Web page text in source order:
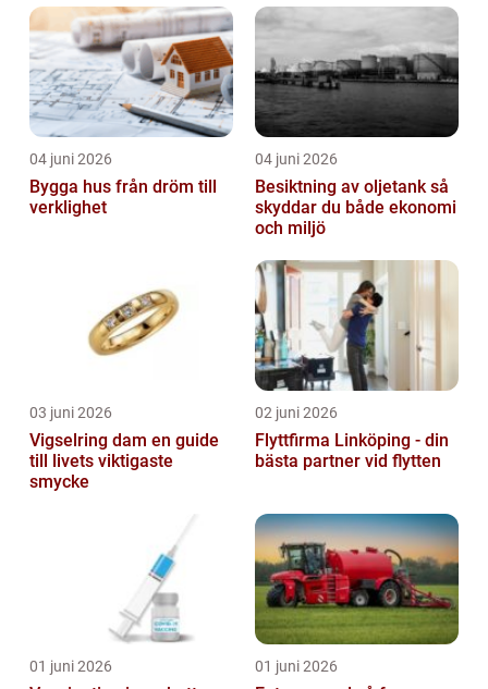
04 juni 2026
Bygga hus från dröm till
verklighet
04 juni 2026
Besiktning av oljetank så
skyddar du både ekonomi
och miljö
03 juni 2026
Vigselring dam en guide
till livets viktigaste
smycke
02 juni 2026
Flyttfirma Linköping - din
bästa partner vid flytten
01 juni 2026 01 juni 2026